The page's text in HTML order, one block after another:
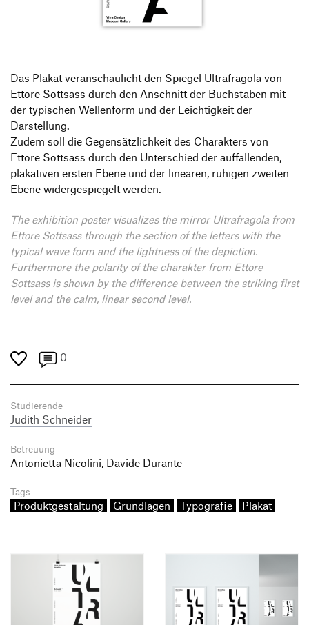
Transfer und Kooperation
Produktgestaltung B.A.
Strategische Gestaltung M.A.
Das Plakat veranschaulicht den Spiegel Ultrafragola von
Ettore Sottsass durch den Anschnitt der Buchstaben mit
der typischen Wellenform und der Leichtigkeit der
Darstellung.
Zudem soll die Gegensätzlichkeit des Charakters von
Ettore Sottsass durch den Unterschied der auffallenden,
plakativen ersten Ebene und der linearen, ruhigen zweiten
Ebene widergespiegelt werden.
The exhibition poster visualizes the mirror Ultrafragola from
Ettore Sottsass through the section of the letters with the
typical wave form and the lightness of the depiction.
Furthermore the polarity of the charakter from Ettore
Sottsass is shown by the difference between the striking first
level and the calm, linear second level.
0
Studierende
Judith Schneider
Betreuung
Antonietta Nicolini, Davide Durante
Tags
Produktgestaltung Grundlagen Typografie Plakat